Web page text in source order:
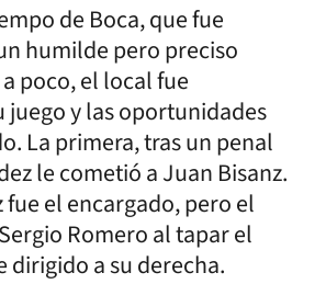
de Boca, que fue
humilde pero preciso
poco, el local fue
juego y las oportunidades
La primera, tras un penal
le cometió a Juan Bisanz.
fue el encargado, pero el
Romero al tapar el
dirigido a su derecha.